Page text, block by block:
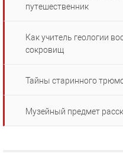
путешественник
Как учитель геологии
сокровищ
Тайны старинного
Музейный предмет